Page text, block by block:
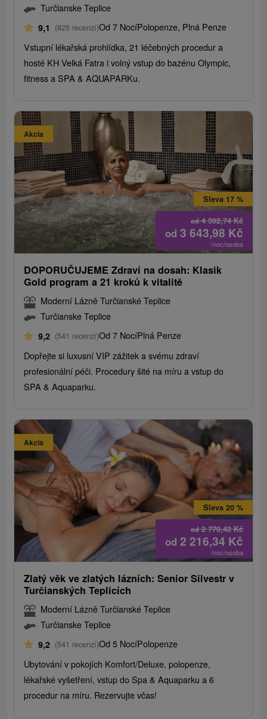
Turčianske Teplice
9,1 (825 recenzí)Od 7 NocíPolopenze, Plná Penze
Vstupní lékařská prohlídka, 21 léčebných procedur a
hosté KH Velká Fatra i volný vstup do bazénu Olympic,
fitness a SPA & AQUAPARKu.
Akcia
od4 392,74Kč
Sleva 17 %
od 3 643,98 Kč
/noc/osoba
DOPORUČUJEME Zdraví na dosah: Klasik
Gold program a 21 kroků k vitalitě
Moderní Lázně Turčianské Teplice
Turčianske Teplice
9,2 (541 recenzí)Od 7 NocíPlná Penze
Dopřejte si luxusní VIP zážitek a svému zdraví
profesionální péči. Procedury šité na míru a vstup do
SPA & Aquaparku.
Akcia
od2 770,42Kč
Sleva 20 %
od 2 216,34 Kč
/noc/osoba
Zlatý věk ve zlatých lázních: Senior Silvestr v
Turčianských Teplicích
Moderní Lázně Turčianské Teplice
Turčianske Teplice
9,2 (541 recenzí)Od 5 NocíPolopenze
Ubytování v pokojích Komfort/Deluxe, polopenze,
lékařské vyšetření, vstup do Spa & Aquaparku a 6
procedur na míru. Rezervujte včas!